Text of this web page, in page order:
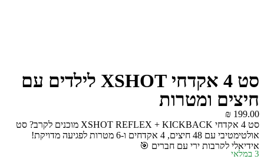
סט 4 אקדחי XSHOT לילדים עם
חיצים ומטרות
₪ 199.00
סט 4 אקדחי XSHOT REFLEX + KICKBACK מוכנים לקרב? סט
אולטימטיבי עם 48 חיצים, 4 אקדחים ו-6 מטרות לפגיעה מדויקת!
אידיאלי לקרבות ירי עם חברים 🎯
3 במלאי